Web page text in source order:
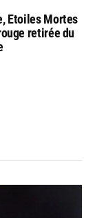
Etoiles Mortes
retirée du